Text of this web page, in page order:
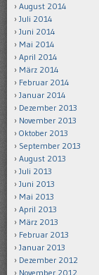
August 2014
Juli 2014
Juni 2014
Mai 2014
April 2014
März 2014
Februar 2014
Januar 2014
Dezember 2013
November 2013
Oktober 2013
September 2013
August 2013
Juli 2013
Juni 2013
Mai 2013
April 2013
März 2013
Februar 2013
Januar 2013
Dezember 2012
November 2012